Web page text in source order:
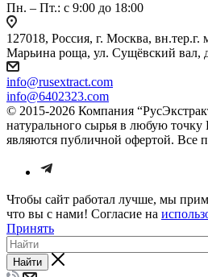
Пн. – Пт.: с 9:00 до 18:00
127018, Россия, г. Москва,
Марьина роща, ул. Сущёвский вал,
info@rusextract.com
info@6402323.com
© 2015-2026 Компания
натурального сырья в любую
являются публичной офертой. Все
Чтобы сайт работал лучше, мы
что вы с нами! Согласие на
Принять
Найти